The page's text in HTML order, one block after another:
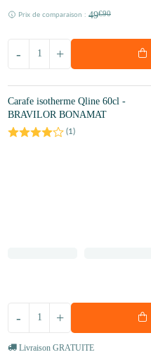
Prix de comparaison : 49€90
+
-
Carafe isotherme Qline 60cl -
BRAVILOR BONAMAT
(1)
+
-
Livraison GRATUITE